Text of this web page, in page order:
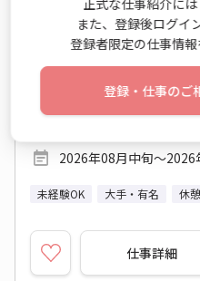
他オフィスワーク
時給 1,600円～1,600円
2026年08月中旬～2026
未経験OK 大手・有名 休
仕事詳細
また、登録後ログイ
登録者限定の仕事情
登録・仕事のご